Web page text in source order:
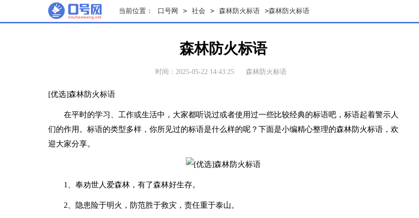
当前位置： 口号网 > 社会 > 森林防火标语 >森林防火标语
森林防火标语
时间：2025-05-22 14:43:25 森林防火标语
[优选]森林防火标语
在平时的学习、工作或生活中，大家都听说过或者使用过一些比较经典的标语吧，标语起着警示人
们的作用。标语的类型多样，你所见过的标语是什么样的呢？下面是小编精心整理的森林防火标语，欢
迎大家分享。
1、奉劝世人爱森林，有了森林好生存。
2、隐患险于明火，防范胜于救灾，责任重于泰山。